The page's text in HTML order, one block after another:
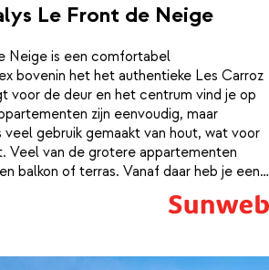
Le Front de Neige
Neige is een comfortabel
bovenin het het authentieke Les Carroz
voor de deur en het centrum vind je op
zijn eenvoudig, maar
gebruik gemaakt van hout, wat voor
Veel van de grotere appartementen
balkon of terras. Vanaf daar heb je een